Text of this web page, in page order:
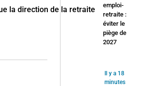
emploi-
retraite :
éviter le
piège de
2027
Il y a 18
minutes